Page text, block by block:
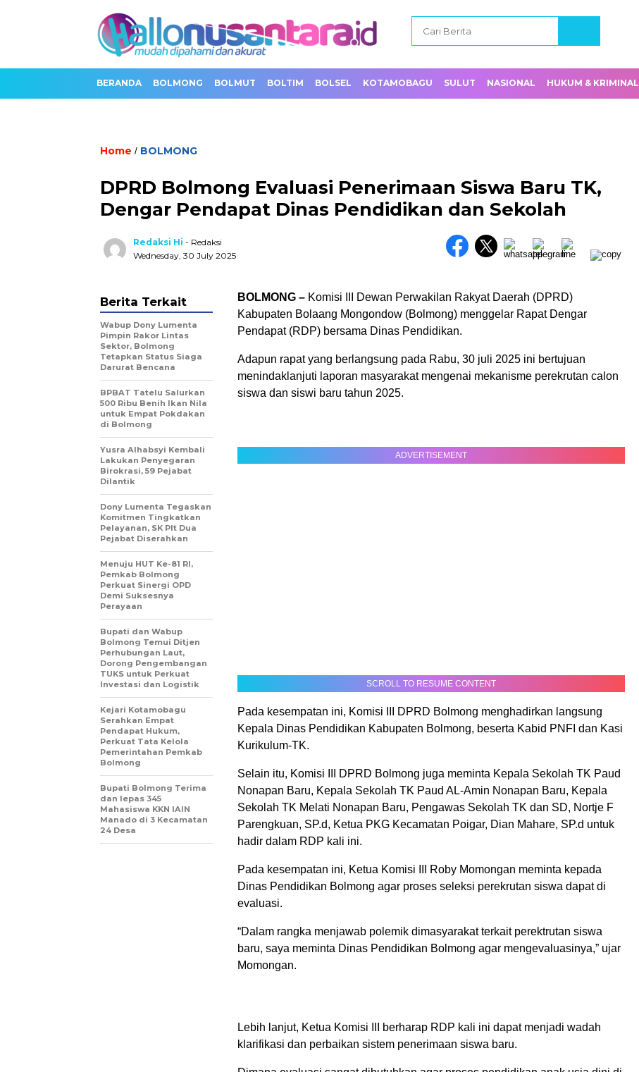
BERANDA BOLMONG BOLMUT BOLTIM BOLSEL KOTAMOBAGU SULUT NASIONAL HUKUM & KRIMINAL
Home / BOLMONG
DPRD Bolmong Evaluasi Penerimaan Siswa Baru TK,
Dengar Pendapat Dinas Pendidikan dan Sekolah
Redaksi Hi - Redaksi
Wednesday, 30 July 2025
BOLMONG – Komisi III Dewan Perwakilan Rakyat Daerah (DPRD)
Kabupaten Bolaang Mongondow (Bolmong) menggelar Rapat Dengar
Pendapat (RDP) bersama Dinas Pendidikan.
Adapun rapat yang berlangsung pada Rabu, 30 juli 2025 ini bertujuan
menindaklanjuti laporan masyarakat mengenai mekanisme perekrutan calon
siswa dan siswi baru tahun 2025.
ADVERTISEMENT
SCROLL TO RESUME CONTENT
Pada kesempatan ini, Komisi III DPRD Bolmong menghadirkan langsung
Kepala Dinas Pendidikan Kabupaten Bolmong, beserta Kabid PNFI dan Kasi
Kurikulum-TK.
Selain itu, Komisi III DPRD Bolmong juga meminta Kepala Sekolah TK Paud
Nonapan Baru, Kepala Sekolah TK Paud AL-Amin Nonapan Baru, Kepala
Sekolah TK Melati Nonapan Baru, Pengawas Sekolah TK dan SD, Nortje F
Parengkuan, SP.d, Ketua PKG Kecamatan Poigar, Dian Mahare, SP.d untuk
hadir dalam RDP kali ini.
Pada kesempatan ini, Ketua Komisi III Roby Momongan meminta kepada
Dinas Pendidikan Bolmong agar proses seleksi perekrutan siswa dapat di
evaluasi.
“Dalam rangka menjawab polemik dimasyarakat terkait perektrutan siswa
baru, saya meminta Dinas Pendidikan Bolmong agar mengevaluasinya,” ujar
Momongan.
Lebih lanjut, Ketua Komisi III berharap RDP kali ini dapat menjadi wadah
klarifikasi dan perbaikan sistem penerimaan siswa baru.
Berita Terkait
Wabup Dony Lumenta
Pimpin Rakor Lintas
Sektor, Bolmong
Tetapkan Status Siaga
Darurat Bencana
BPBAT Tatelu Salurkan
500 Ribu Benih Ikan Nila
untuk Empat Pokdakan
di Bolmong
Yusra Alhabsyi Kembali
Lakukan Penyegaran
Birokrasi, 59 Pejabat
Dilantik
Dony Lumenta Tegaskan
Komitmen Tingkatkan
Pelayanan, SK Plt Dua
Pejabat Diserahkan
Menuju HUT Ke-81 RI,
Pemkab Bolmong
Perkuat Sinergi OPD
Demi Suksesnya
Perayaan
Bupati dan Wabup
Bolmong Temui Ditjen
Perhubungan Laut,
Dorong Pengembangan
TUKS untuk Perkuat
Investasi dan Logistik
Kejari Kotamobagu
Serahkan Empat
Pendapat Hukum,
Perkuat Tata Kelola
Pemerintahan Pemkab
Bolmong
Bupati Bolmong Terima
dan lepas 345
Mahasiswa KKN IAIN
Manado di 3 Kecamatan
24 Desa